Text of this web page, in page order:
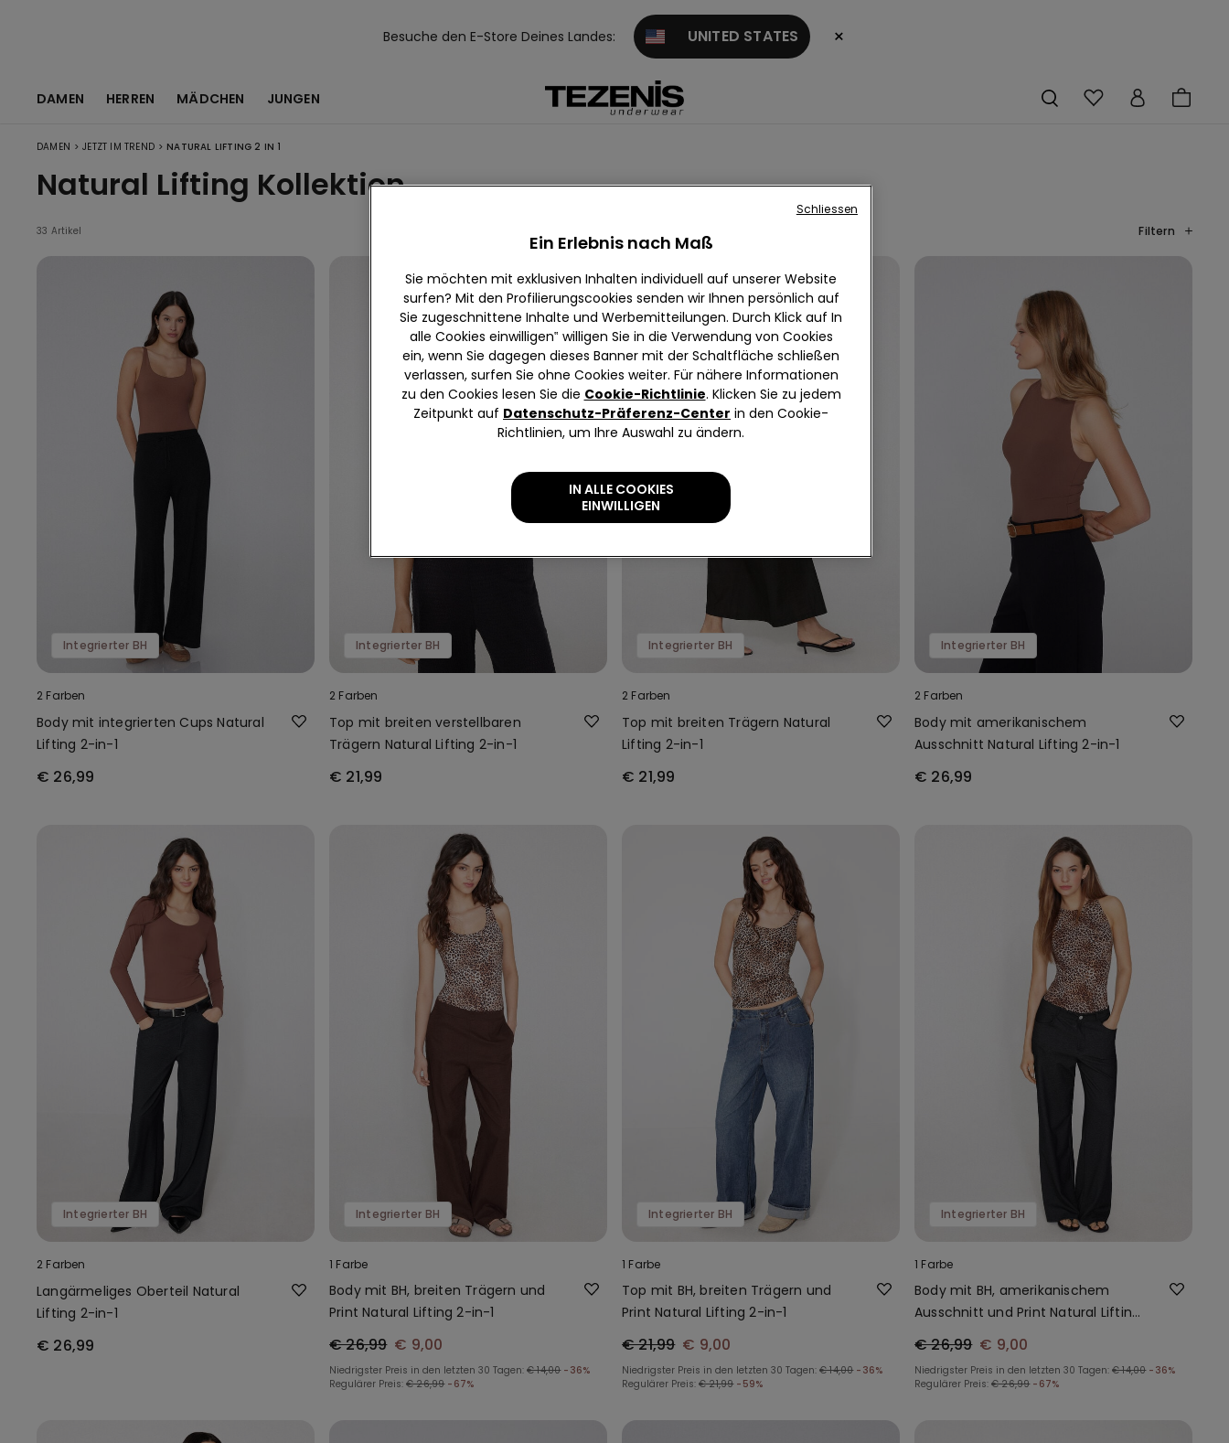
Besuche den E-Store Deines Landes: UNITED STATES ×
DAMEN HERREN MÄDCHEN JUNGEN
DAMEN > JETZT IM TREND > NATURAL LIFTING 2 IN 1
Natural Lifting Kollektion
33 Artikel Filtern
Integrierter BH
2 Farben
Body mit integrierten Cups Natural
Lifting 2-in-1
€ 26,99
Integrierter BH
2 Farben
Top mit breiten verstellbaren
Trägern Natural Lifting 2-in-1
€ 21,99
Integrierter BH
2 Farben
Top mit breiten Trägern Natural
Lifting 2-in-1
€ 21,99
Integrierter BH
2 Farben
Body mit amerikanischem
Ausschnitt Natural Lifting 2-in-1
€ 26,99
Integrierter BH
2 Farben
Langärmeliges Oberteil Natural
Lifting 2-in-1
€ 26,99
Integrierter BH
1 Farbe
Body mit BH, breiten Trägern und
Print Natural Lifting 2-in-1
€ 26,99 € 9,00
Niedrigster Preis in den letzten 30 Tagen: € 14,00 -36%
Regulärer Preis: € 26,99 -67%
Integrierter BH
1 Farbe
Top mit BH, breiten Trägern und
Print Natural Lifting 2-in-1
€ 21,99 € 9,00
Niedrigster Preis in den letzten 30 Tagen: € 14,00 -36%
Regulärer Preis: € 21,99 -59%
Integrierter BH
1 Farbe
Body mit BH, amerikanischem
Ausschnitt und Print Natural Lifting
€ 26,99 € 9,00
Niedrigster Preis in den letzten 30 Tagen: € 14,00 -36%
Regulärer Preis: € 26,99 -67%
Ein Erlebnis nach Maß
Sie möchten mit exklusiven Inhalten individuell auf unserer Website
surfen? Mit den Profilierungscookies senden wir Ihnen persönlich auf
Sie zugeschnittene Inhalte und Werbemitteilungen. Durch Klick auf In
alle Cookies einwilligen‟ willigen Sie in die Verwendung von Cookies
ein, wenn Sie dagegen dieses Banner mit der Schaltfläche schließen
verlassen, surfen Sie ohne Cookies weiter. Für nähere Informationen
zu den Cookies lesen Sie die Cookie-Richtlinie. Klicken Sie zu jedem
Zeitpunkt auf Datenschutz-Präferenz-Center in den Cookie-
Richtlinien, um Ihre Auswahl zu ändern.
IN ALLE COOKIES
EINWILLIGEN
Schliessen